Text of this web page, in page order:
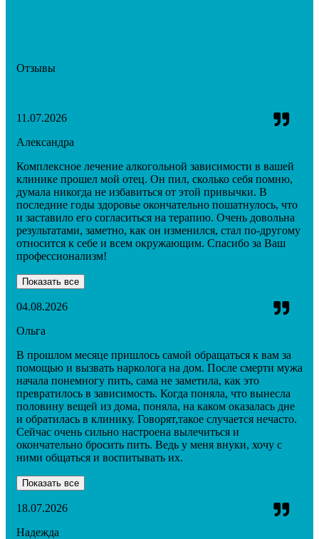
Отзывы
11.07.2026
Александра
Комплексное лечение алкогольной зависимости в вашей
клинике прошел мой отец. Он пил, сколько себя помню,
думала никогда не избавиться от этой привычки. В
последние годы здоровье окончательно пошатнулось, что
и заставило его согласиться на терапию. Очень довольна
результатами, заметно, как он изменился, стал по-другому
относится к себе и всем окружающим. Спасибо за Ваш
профессионализм!
Показать все
04.08.2026
Ольга
В прошлом месяце пришлось самой обращаться к вам за
помощью и вызвать нарколога на дом. После смерти мужа
начала понемногу пить, сама не заметила, как это
превратилось в зависимость. Когда поняла, что вынесла
половину вещей из дома, поняла, на каком оказалась дне
и обратилась в клинику. Говорят,такое случается нечасто.
Сейчас очень сильно настроена вылечиться и
окончательно бросить пить. Ведь у меня внуки, хочу с
ними общаться и воспитывать их.
Показать все
18.07.2026
Надежда